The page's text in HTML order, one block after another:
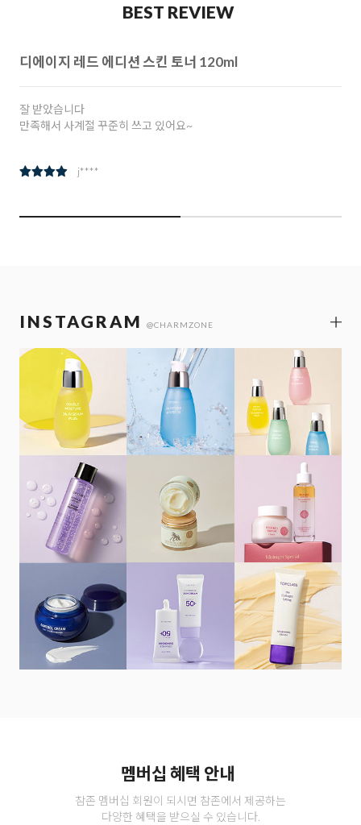
BEST REVIEW
토너 120ml
요~
참인셀 리추얼 아이크림
INSTAGRAM @CHARMZONE
멤버십 혜택 안내
참존 멤버십 회원이 되시면 참존에서 제공하는
다양한 혜택을 받으실 수 있습니다.